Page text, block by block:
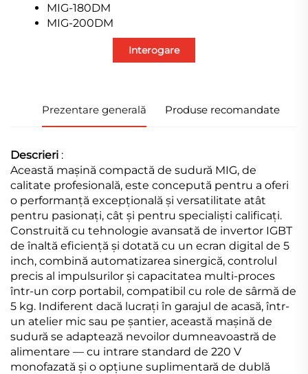
MIG-180DM
MIG-200DM
Interogare
Prezentare generală Produse recomandate
Descrieri :
Această mașină compactă de sudură MIG, de
calitate profesională, este concepută pentru a oferi
o performanță excepțională și versatilitate atât
pentru pasionați, cât și pentru specialiști calificați.
Construită cu tehnologie avansată de invertor IGBT
de înaltă eficiență și dotată cu un ecran digital de 5
inch, combină automatizarea sinergică, controlul
precis al impulsurilor și capacitatea multi-proces
într-un corp portabil, compatibil cu role de sârmă de
5 kg. Indiferent dacă lucrați în garajul de acasă, într-
un atelier mic sau pe șantier, această mașină de
sudură se adaptează nevoilor dumneavoastră de
alimentare — cu intrare standard de 220 V
monofazată și o opțiune suplimentară de dublă